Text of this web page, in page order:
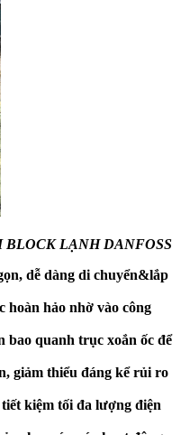
LẠNH DANFOSS
dễ dàng di chuyển&lắp
hoàn hảo nhờ vào công
quanh trục xoắn ốc để
giảm thiểu đáng kể rủi ro
kiệm tối đa lượng điện